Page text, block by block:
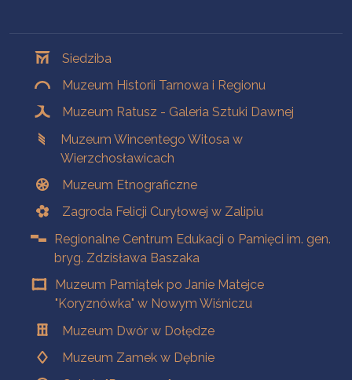
Siedziba
Muzeum Historii Tarnowa i Regionu
Muzeum Ratusz - Galeria Sztuki Dawnej
Muzeum Wincentego Witosa w
Wierzchosławicach
Muzeum Etnograficzne
Zagroda Felicji Curyłowej w Zalipiu
Regionalne Centrum Edukacji o Pamięci im. gen.
bryg. Zdzisława Baszaka
Muzeum Pamiątek po Janie Matejce
"Koryznówka" w Nowym Wiśniczu
Muzeum Dwór w Dołędze
Muzeum Zamek w Dębnie